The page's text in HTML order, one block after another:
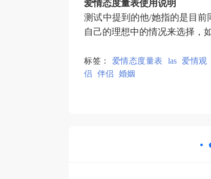
爱情态度量表使用说明
测试中提到的他/她指的是目
自己的理想中的情况来选择，
标签： 爱情态度量表 las 爱情观
侣
伴侣 婚姻